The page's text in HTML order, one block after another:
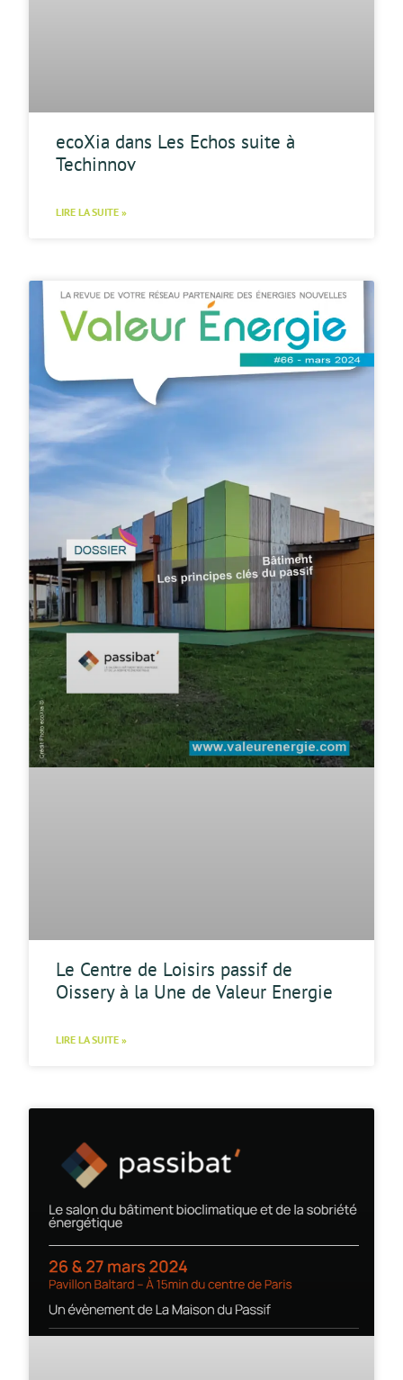
ecoXia dans Les Echos suite à
Techinnov
LIRE LA SUITE »
Le Centre de Loisirs passif de
Oissery à la Une de Valeur Energie
LIRE LA SUITE »